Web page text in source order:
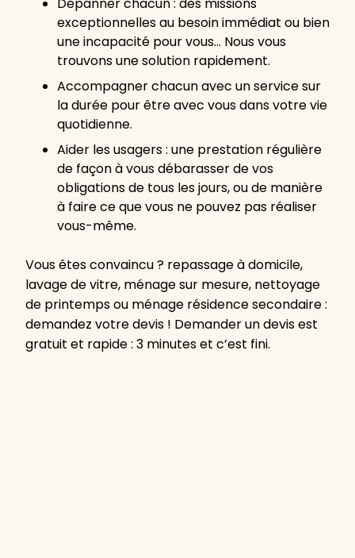
Dépanner chacun : des missions
exceptionnelles au besoin immédiat ou bien
une incapacité pour vous… Nous vous
trouvons une solution rapidement.
Accompagner chacun avec un service sur
la durée pour être avec vous dans votre vie
quotidienne.
Aider les usagers : une prestation régulière
de façon à vous débarasser de vos
obligations de tous les jours, ou de manière
à faire ce que vous ne pouvez pas réaliser
vous-même.
Vous êtes convaincu ? repassage à domicile,
lavage de vitre, ménage sur mesure, nettoyage
de printemps ou ménage résidence secondaire :
demandez votre devis ! Demander un devis est
gratuit et rapide : 3 minutes et c’est fini.